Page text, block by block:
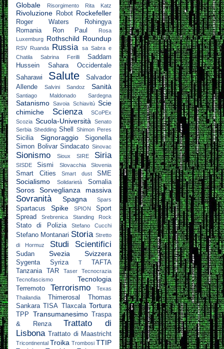
Globale
Risorgimento Rita Katz
Rivoluzione Robot Rockefeller
Roger Waters
Rohingya
Romania
Ron Paul
Rosa
Luxemburg Rothschild Roundup
RSV Ruanda Russia sa Sabra e
Chatila
Sabrina Ferilli
Saddam
Hussein
Sahara Occidentale
Saharawi
Salute
Salvador
Allende
Salvini Sandoz Sanità
Santiago Maldonado Sardegna
Satanismo Savoia Schiavitù Scie
chimiche
Scienza
SCoPEx
Scozia Scuola-Università
Senato
Serbia Shedding Shell Shimon Peres
Sicilia Signoraggio
Sigonella
Simon Bolivar Sindacato Sinovac
Sionismo Sioux SIRE Siria
SISDE Sismi Slovacchia Slovenia
Smart Cities Smart dust SME
Socialismo Solidarietà Somalia
Soros Sorveglianza massiva
Sovranità Spagna Spars
Spartacus Spike SPION
Sport
Spread
Srebrenica Standing Rock
Stato di Polizia Stefano Cucchi
Stefano Montanari Storia Stretto
di Hormuz
Studi Scientifici
Sudan Svezia Svizzera
Sygenta Syriza T
TAFTA
Tanzania
TAR Taser
Tecnocrazia
Tecnofascismo
Tecnologia
Terremoto Terrorismo
Texas
Thailandia
Thimerosal
Thomas
Sankara
TISA Tlaxcala Tortura
TPP Transumanesimo
Traspa
& Renza
Trattato di
Lisbona
Trattato di Maastricht
Tricontinental Troika Trombosi TTIP